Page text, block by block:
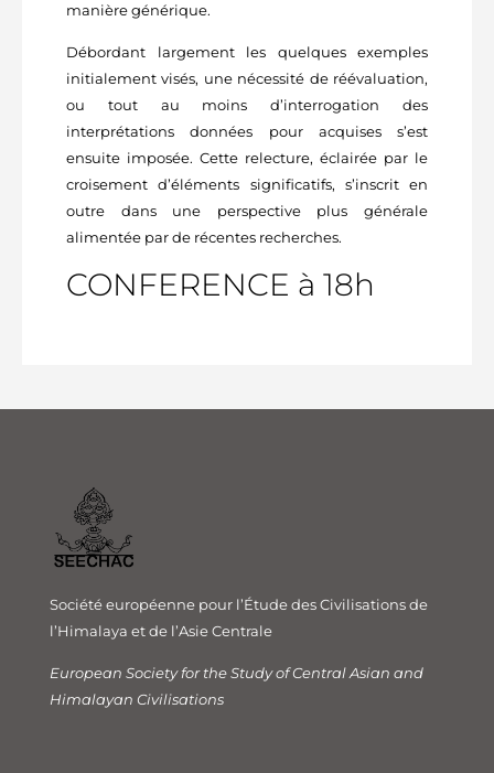
manière générique.
Débordant largement les quelques exemples
initialement visés, une nécessité de réévaluation,
ou tout au moins d’interrogation des
interprétations données pour acquises s’est
ensuite imposée. Cette relecture, éclairée par le
croisement d’éléments significatifs, s’inscrit en
outre dans une perspective plus générale
alimentée par de récentes recherches.
CONFERENCE à 18h
Société européenne pour l’Étude des Civilisations de
l’Himalaya et de l’Asie Centrale
European Society for the Study of Central Asian and
Himalayan Civilisations